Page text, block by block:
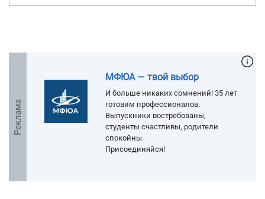
Реклама
МФЮА — твой выбор
И больше никаких сомнений! 35 лет
готовим профессионалов.
Выпускники востребованы,
студенты счастливы, родители
спокойны.
Присоединяйся!